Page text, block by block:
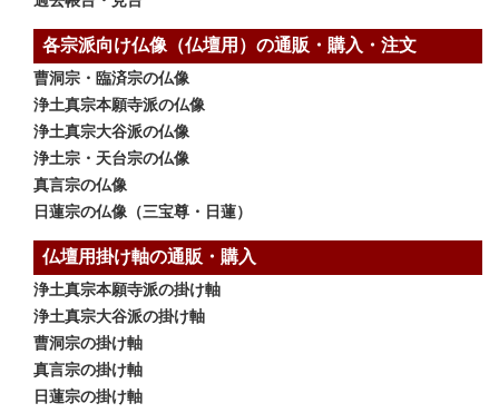
各宗派向け仏像（仏壇用）の通販・購入・注文
曹洞宗・臨済宗の仏像
浄土真宗本願寺派の仏像
浄土真宗大谷派の仏像
浄土宗・天台宗の仏像
真言宗の仏像
日蓮宗の仏像（三宝尊・日蓮）
仏壇用掛け軸の通販・購入
浄土真宗本願寺派の掛け軸
浄土真宗大谷派の掛け軸
曹洞宗の掛け軸
真言宗の掛け軸
日蓮宗の掛け軸